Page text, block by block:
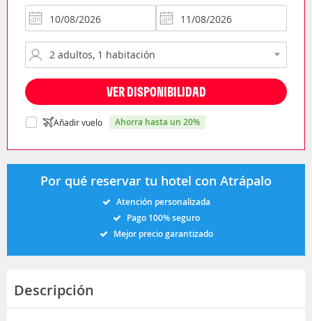
VER DISPONIBILIDAD
Añadir vuelo ahorra hasta un 20%
Por qué reservar tu hotel con Atrápalo
Atención personalizada
Pago 100% seguro
Mejor precio garantizado
Descripción